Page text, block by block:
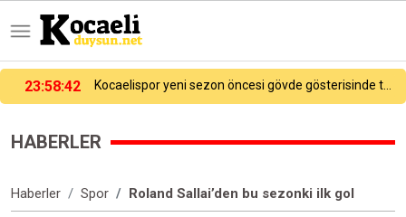
21:43:00
HABERLER
Haberler Spor Roland Sallai’den bu sezonki ilk gol